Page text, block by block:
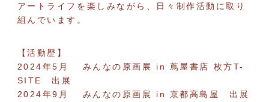
アートライフを楽しみながら、日々制作活動に取り
組んでいます。
【活動歴】
2024年5月 みんなの原画展 in 蔦屋書店 枚方T-
SITE 出展
2024年9月 みんなの原画展 in 京都高島屋 出展